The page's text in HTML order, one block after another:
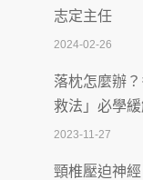
轉腎功能 醫
2026-07-08
體溫飆破41
率達8成
2026-07-07
深耕萬華55
志定主任
2024-02-26
落枕怎麼辦
救法」必學
2023-11-27
頸椎壓迫神